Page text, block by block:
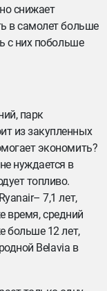
снижает
в самолет больше
с них побольше
парк
из закупленных
экономить?
нуждается в
топливо.
7,1 лет,
время, средний
больше 12 лет,
Belavia в